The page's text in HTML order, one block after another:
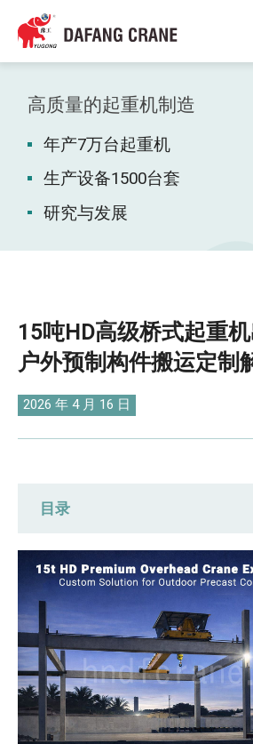
高质量的起重机制造
年产7万台起重机
生产设备1500台套
研究与发展
15吨HD高级桥式起重
户外预制构件搬运定制
2026 年 4 月 16 日
目录
巴西采购的3个关键痛点
DAFANFCRANE 为巴西客
桥式起重机解决方案
HD 高级桥式起重机：专为混
身定制
严格的质量控制和优化的交付
हिन्दी
Bahasa Indonesia
Bahasa Melayu
Tiếng Việt
বাংলা
فارسی
Pilipino
اردو
Kiswahili
Dansk
Norsk
O‘zbekcha